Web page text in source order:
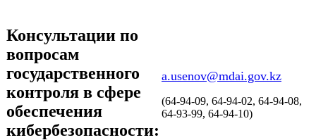
Консультации по
вопросам
государственного
контроля в сфере
обеспечения
кибербезопасности:
a.usenov@mdai.gov.kz
(64-94-09, 64-94-02, 64-94-08,
64-93-99, 64-94-10)